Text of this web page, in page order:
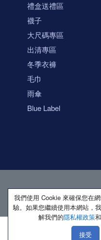
禮盒送禮區
襪子
大尺碼專區
出清專區
冬季衣褲
毛巾
雨傘
Blue Label
著作權所有 保留一切權利
我們使用 Cookie 來確保您在
驗。如果您繼續使用本網站，
解我們的隱私權政策和
接受